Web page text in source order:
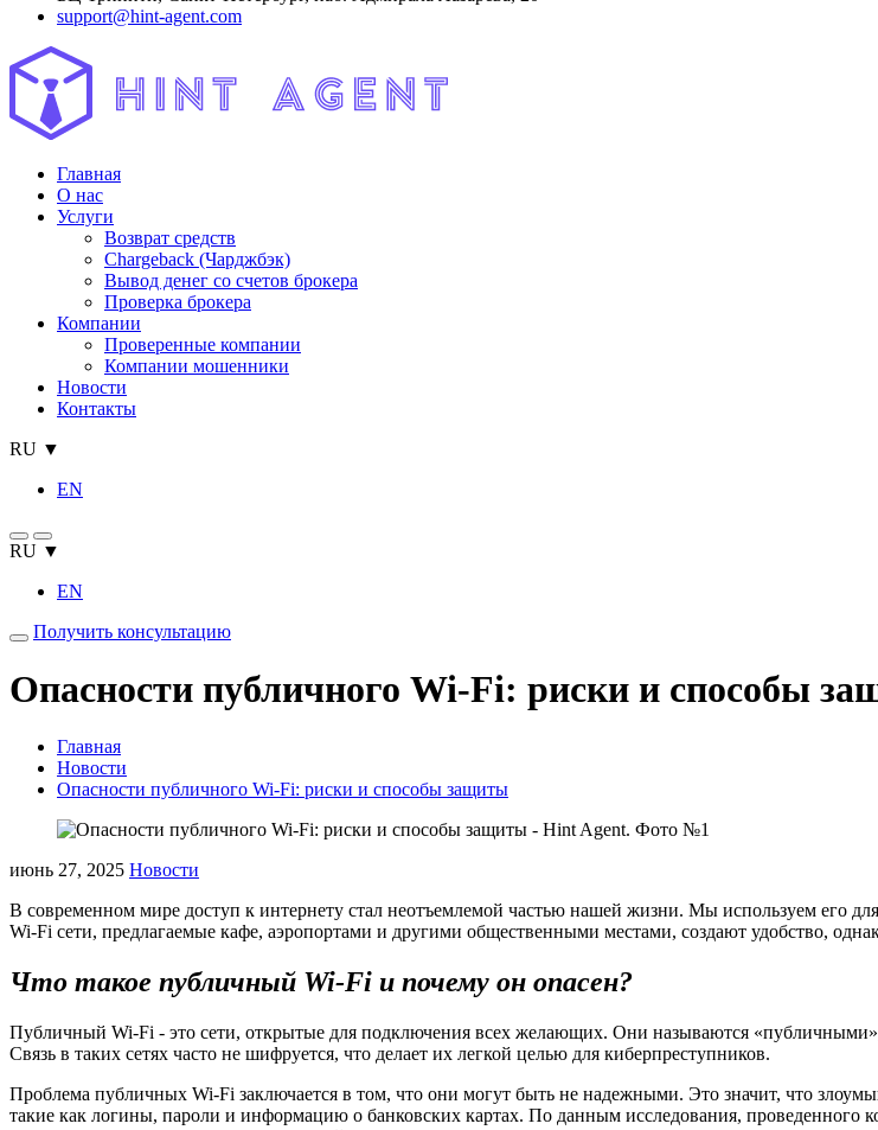
support@hint-agent.com
Главная
О нас
Услуги
Возврат средств
Chargeback (Чарджбэк)
Вывод денег со счетов брокера
Проверка брокера
Компании
Проверенные компании
Компании мошенники
Новости
Контакты
RU ▼
EN
RU ▼
EN
Получить консультацию
Опасности публичного Wi‑Fi: риски и способы
Главная
Новости
Опасности публичного Wi‑Fi: риски и способы защиты
июнь 27, 2025 Новости
В современном мире доступ к интернету стал неотъемлемой частью нашей жизни. Мы используем его
Wi-Fi сети, предлагаемые кафе, аэропортами и другими общественными местами, создают удобство,
Что такое публичный Wi-Fi и почему он опасен?
Публичный Wi-Fi - это сети, открытые для подключения всех желающих. Они называются
Связь в таких сетях часто не шифруется, что делает их легкой целью для киберпреступников.
Проблема публичных Wi-Fi заключается в том, что они могут быть не надежными. Это значит, что
такие как логины, пароли и информацию о банковских картах. По данным исследования, проведенного